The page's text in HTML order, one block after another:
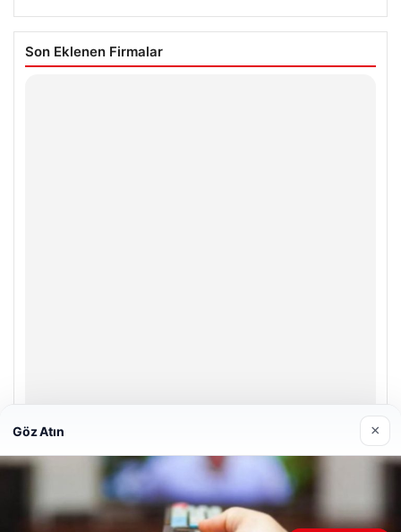
Son Eklenen Firmalar
28/04/2026
Göz Atın ×